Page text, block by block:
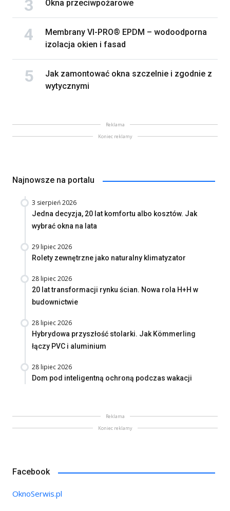
Okna przeciwpożarowe
Membrany VI-PRO® EPDM – wodoodporna
izolacja okien i fasad
Jak zamontować okna szczelnie i zgodnie z
wytycznymi
Reklama
Koniec reklamy
Najnowsze na portalu
3 sierpień 2026
Jedna decyzja, 20 lat komfortu albo kosztów. Jak
wybrać okna na lata
29 lipiec 2026
Rolety zewnętrzne jako naturalny klimatyzator
28 lipiec 2026
20 lat transformacji rynku ścian. Nowa rola H+H w
budownictwie
28 lipiec 2026
Hybrydowa przyszłość stolarki. Jak Kömmerling
łączy PVC i aluminium
28 lipiec 2026
Dom pod inteligentną ochroną podczas wakacji
Reklama
Koniec reklamy
Facebook
OknoSerwis.pl